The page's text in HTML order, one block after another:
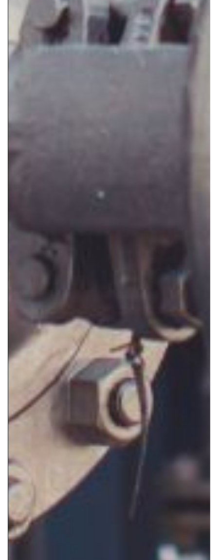
VÁLVULAS DE RETENCIÓN ACERO FORJADO
VÁLVULAS DE BOLA ACERO FUNDIDO